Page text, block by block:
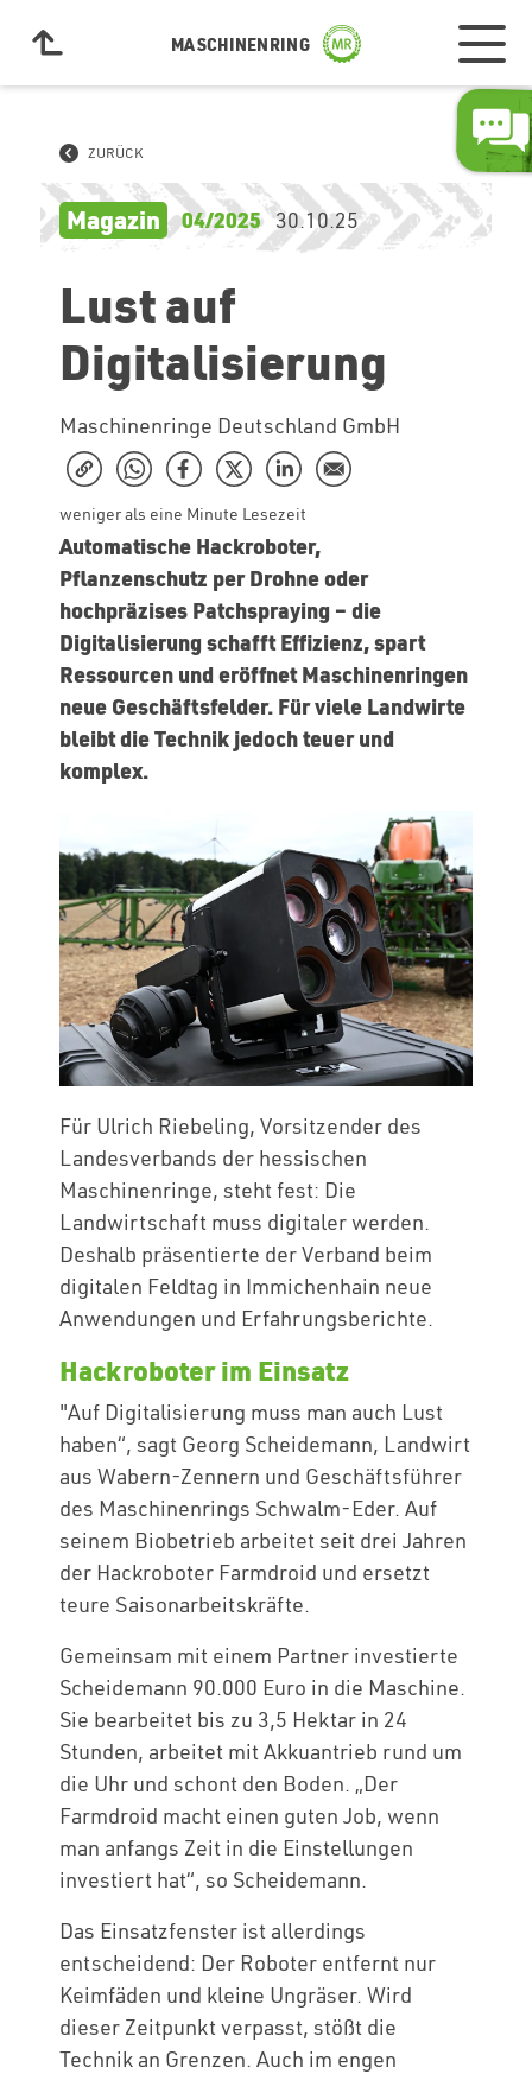
MASCHINENRING
ZURÜCK
Magazin 04/2025 30.10.25
Lust auf
Digitalisierung
Maschinenringe Deutschland GmbH
weniger als eine Minute Lesezeit
Automatische Hackroboter,
Pflanzenschutz per Drohne oder
hochpräzises Patchspraying – die
Digitalisierung schafft Effizienz, spart
Ressourcen und eröffnet Maschinenringen
neue Geschäftsfelder. Für viele Landwirte
bleibt die Technik jedoch teuer und
komplex.
Für Ulrich Riebeling, Vorsitzender des
Landesverbands der hessischen
Maschinenringe, steht fest: Die
Landwirtschaft muss digitaler werden.
Deshalb präsentierte der Verband beim
digitalen Feldtag in Immichenhain neue
Anwendungen und Erfahrungsberichte.
Hackroboter im Einsatz
"Auf Digitalisierung muss man auch Lust
haben“, sagt Georg Scheidemann, Landwirt
aus Wabern-Zennern und Geschäftsführer
des Maschinenrings Schwalm-Eder. Auf
seinem Biobetrieb arbeitet seit drei Jahren
der Hackroboter Farmdroid und ersetzt
teure Saisonarbeitskräfte.
Gemeinsam mit einem Partner investierte
Scheidemann 90.000 Euro in die Maschine.
Sie bearbeitet bis zu 3,5 Hektar in 24
Stunden, arbeitet mit Akkuantrieb rund um
die Uhr und schont den Boden. „Der
Farmdroid macht einen guten Job, wenn
man anfangs Zeit in die Einstellungen
investiert hat“, so Scheidemann.
Das Einsatzfenster ist allerdings
entscheidend: Der Roboter entfernt nur
Keimfäden und kleine Ungräser. Wird
dieser Zeitpunkt verpasst, stößt die
Technik an Grenzen. Auch im engen